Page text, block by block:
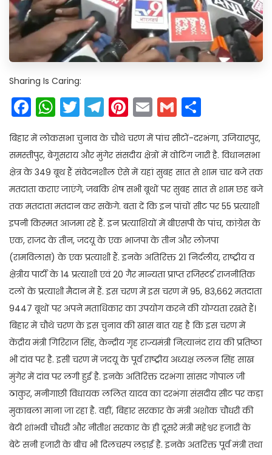
Sharing Is Caring:
Facebook
WhatsApp
Twitter
Telegram
Pinterest
EmailGmail
बिहार में लोकसभा चुनाव के चौथे चरण में पांच सीटों-दरभंगा, उजियारपुर,
समस्तीपुर, बेगूसराय और मुंगेर संसदीय क्षेत्रों में वोटिंग जारी है. विधानसभा
क्षेत्र के 349 बूथ हैं संवेदनशील ऐसे में यहां सुबह सात से शाम चार बजे तक
मतदाता कराए जाएंगे, जबकि शेष सभी बूथों पर सुबह सात से शाम छह बजे
तक मतदाता मतदान कर सकेंगे. बता दें कि इन पांचों सीट पर 55 प्रत्याशी
इपनी किस्मत आजमा रहे हैं. इन प्रत्याशियों में बीएसपी के पांच, कांग्रेस के
एक, राजद के तीन, जदयू के एक भाजपा के तीन और लोजपा
(रामविलास) के एक प्रत्याशी हैं. इनके अतिरिक्त 21 निर्दलीय, राष्ट्रीय व
क्षेत्रीय पार्टी के 14 प्रत्याशी एवं 20 गैर मान्यता प्राप्त रजिस्टर्ड राजनीतिक
दलों के प्रत्याशी मैदान में हैं. इस चरण में इस चरण में 95, 83,662 मतदाता
9447 बूथों पर अपने मताधिकार का उपयोग करने की योग्यता रखते हैं।
बिहार में चौथे चरण के इस चुनाव की खास बात यह है कि इस चरण में
केंद्रीय मंत्री गिरिराज सिंह, केन्द्रीय गृह राज्यमंत्री नित्यानंद राय की प्रतिष्ठा
भी दांव पर है. इसी चरण में जदयू के पूर्व राष्ट्रीय अध्यक्ष ललन सिंह साख
मुंगेर में दांव पर लगी हुई है. इनके अतिरिक्त दरभंगा सांसद गोपाल जी
ठाकुर, मनीगाछी विधायक ललित यादव का दरभंगा संसदीय सीट पर कड़ा
मुकाबला माना जा रहा है. वहीं, बिहार सरकार के मंत्री अशोक चौधरी की
बेटी शांभवी चौधरी और नीतीश सरकार के ही दूसरे मंत्री महेश्वर हजारी के
बेटे सनी हजारी के बीच भी दिलचस्प लड़ाई है. इनके अतरिक्त पूर्व मंत्री तथा